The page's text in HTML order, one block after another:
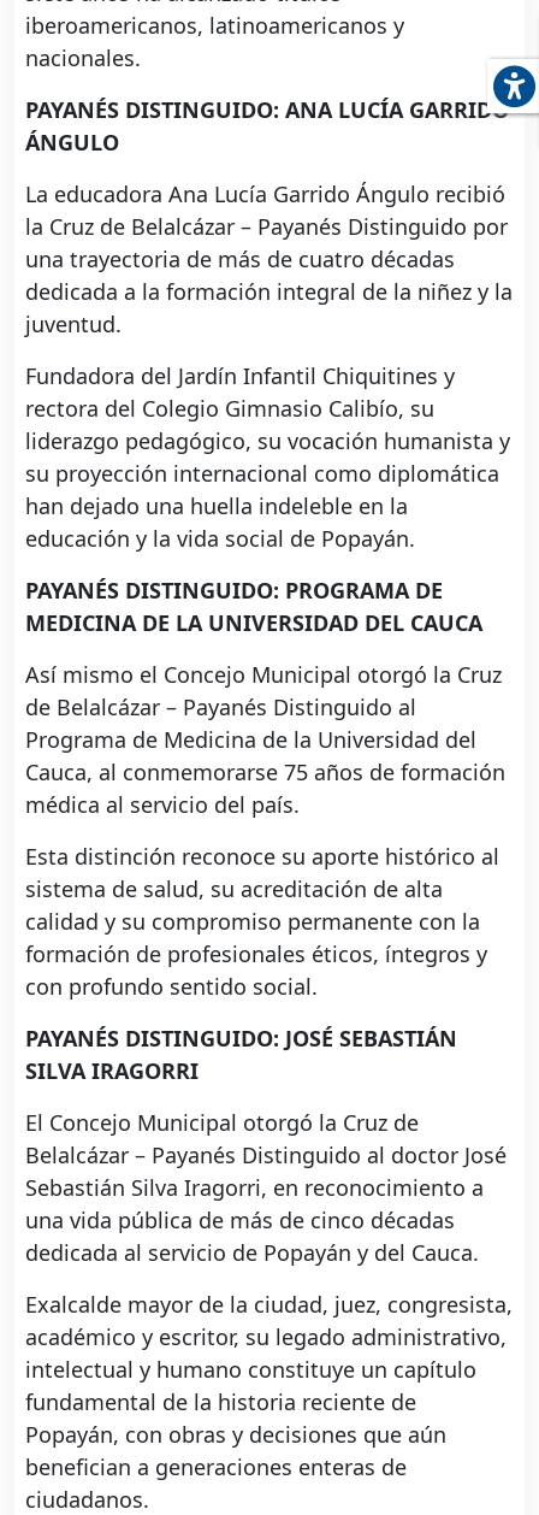
iberoamericanos, latinoamericanos y
nacionales.
PAYANÉS DISTINGUIDO: ANA LUCÍA GARRIDO
ÁNGULO
La educadora Ana Lucía Garrido Ángulo recibió
la Cruz de Belalcázar – Payanés Distinguido por
una trayectoria de más de cuatro décadas
dedicada a la formación integral de la niñez y la
juventud.
Fundadora del Jardín Infantil Chiquitines y
rectora del Colegio Gimnasio Calibío, su
liderazgo pedagógico, su vocación humanista y
su proyección internacional como diplomática
han dejado una huella indeleble en la
educación y la vida social de Popayán.
PAYANÉS DISTINGUIDO: PROGRAMA DE
MEDICINA DE LA UNIVERSIDAD DEL CAUCA
Así mismo el Concejo Municipal otorgó la Cruz
de Belalcázar – Payanés Distinguido al
Programa de Medicina de la Universidad del
Cauca, al conmemorarse 75 años de formación
médica al servicio del país.
Esta distinción reconoce su aporte histórico al
sistema de salud, su acreditación de alta
calidad y su compromiso permanente con la
formación de profesionales éticos, íntegros y
con profundo sentido social.
PAYANÉS DISTINGUIDO: JOSÉ SEBASTIÁN
SILVA IRAGORRI
El Concejo Municipal otorgó la Cruz de
Belalcázar – Payanés Distinguido al doctor José
Sebastián Silva Iragorri, en reconocimiento a
una vida pública de más de cinco décadas
dedicada al servicio de Popayán y del Cauca.
Exalcalde mayor de la ciudad, juez, congresista,
académico y escritor, su legado administrativo,
intelectual y humano constituye un capítulo
fundamental de la historia reciente de
Popayán, con obras y decisiones que aún
benefician a generaciones enteras de
ciudadanos.